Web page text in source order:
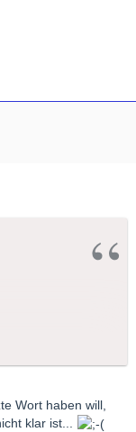
Warum
dafür gilt es)
Wort haben will,
klar ist...